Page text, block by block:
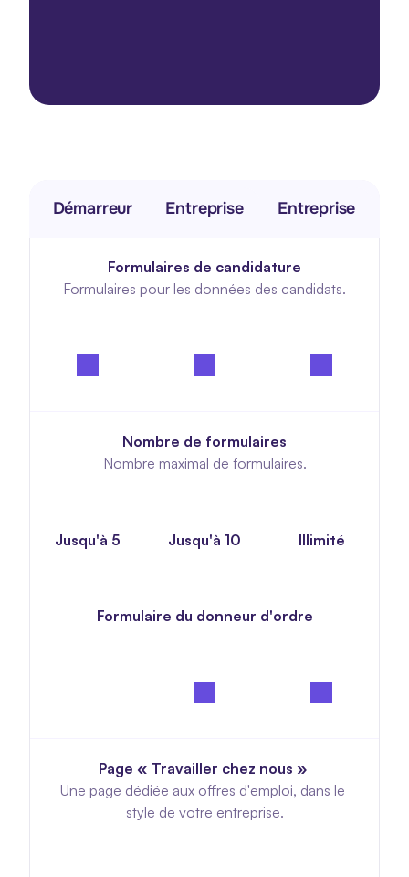
Démarreur Entreprise Entreprise
Formulaires de candidature
Formulaires pour les données des candidats.
Nombre de formulaires
Nombre maximal de formulaires.
Jusqu'à 5 Jusqu'à 10 Illimité
Formulaire du donneur d'ordre
Page « Travailler chez nous »
Une page dédiée aux offres d'emploi, dans le
style de votre entreprise.